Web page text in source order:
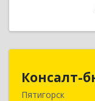
Консалт-
Пятигорск
357502,